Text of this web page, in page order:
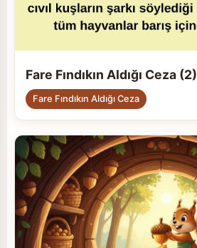
Fare Fındıkın Aldığı Ceza (2)
Fare Fındıkın Aldığı Ceza